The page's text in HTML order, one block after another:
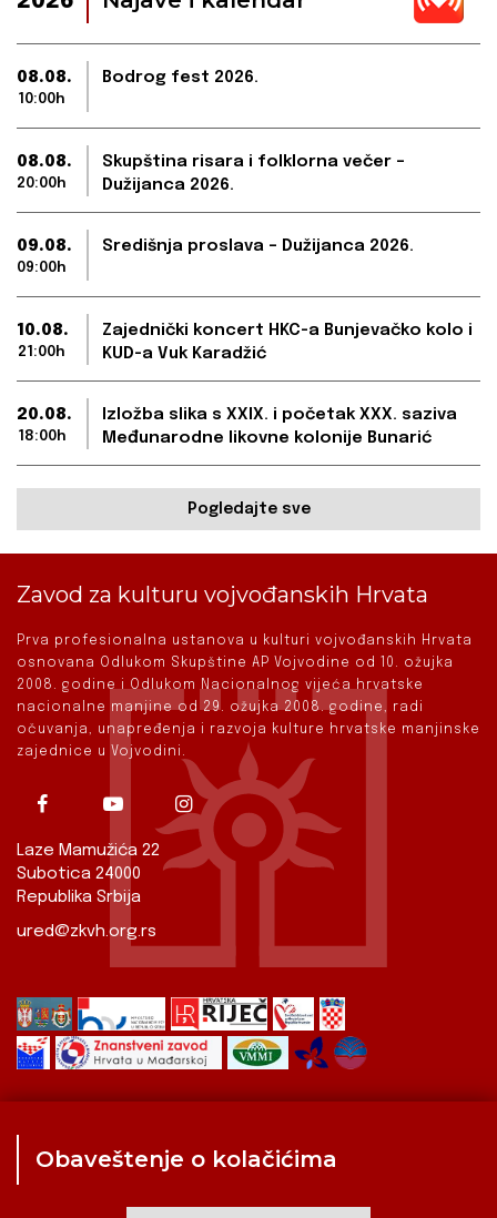
08.08.
10:00h
Bodrog fest 2026.
08.08.
20:00h
Skupština risara i folklorna večer –
Dužijanca 2026.
09.08.
09:00h
Središnja proslava – Dužijanca 2026.
10.08.
21:00h
Zajednički koncert HKC-a Bunjevačko kolo i
KUD-a Vuk Karadžić
20.08.
18:00h
Izložba slika s XXIX. i početak XXX. saziva
Međunarodne likovne kolonije Bunarić
Pogledajte sve
Zavod za kulturu vojvođanskih Hrvata
Prva profesionalna ustanova u kulturi vojvođanskih Hrvata
osnovana Odlukom Skupštine AP Vojvodine od 10. ožujka
2008. godine i Odlukom Nacionalnog vijeća hrvatske
nacionalne manjine od 29. ožujka 2008. godine, radi
očuvanja, unapređenja i razvoja kulture hrvatske manjinske
zajednice u Vojvodini.
Laze Mamužića 22
Subotica 24000
Republika Srbija
ured@zkvh.org.rs
Obaveštenje o kolačićima